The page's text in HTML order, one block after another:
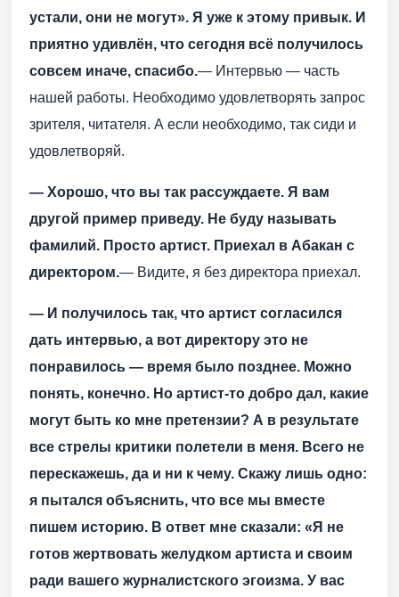
устали, они не могут». Я уже к этому привык. И
приятно удивлён, что сегодня всё получилось
совсем иначе, спасибо.— Интервью — часть
нашей работы. Необходимо удовлетворять запрос
зрителя, читателя. А если необходимо, так сиди и
удовлетворяй.
— Хорошо, что вы так рассуждаете. Я вам
другой пример приведу. Не буду называть
фамилий. Просто артист. Приехал в Абакан с
директором.— Видите, я без директора приехал.
— И получилось так, что артист согласился
дать интервью, а вот директору это не
понравилось — время было позднее. Можно
понять, конечно. Но артист-то добро дал, какие
могут быть ко мне претензии? А в результате
все стрелы критики полетели в меня. Всего не
перескажешь, да и ни к чему. Скажу лишь одно:
я пытался объяснить, что все мы вместе
пишем историю. В ответ мне сказали: «Я не
готов жертвовать желудком артиста и своим
ради вашего журналистского эгоизма. У вас